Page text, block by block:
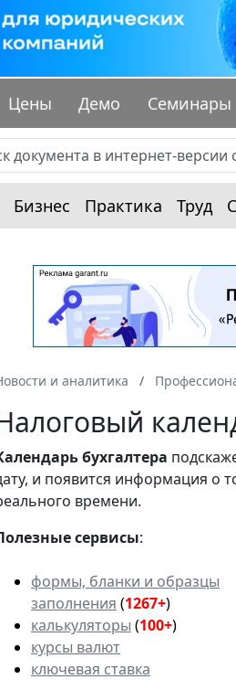
Цены Демо Семинары
Бизнес Практика Труд
и аналитика
бухгалтера
и появится информация о
времени.
сервисы:
формы, бланки и образцы
заполнения (1267+)
калькуляторы (100+)
курсы валют
ключевая ставка